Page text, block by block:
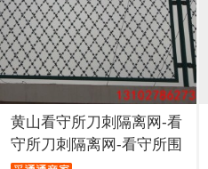
黄山看守所刀刺隔离网-看
守所刀刺隔离网-看守所围